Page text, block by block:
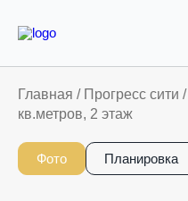
Главная / Прогресс сити /
кв.метров, 2 этаж
Фото Планировка